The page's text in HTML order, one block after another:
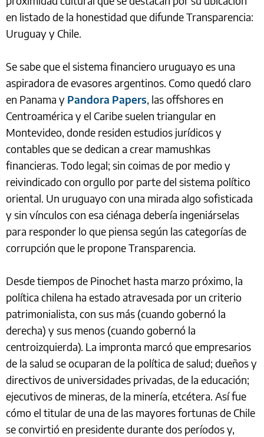
en listado de la honestidad que difunde Transparencia:
Uruguay y Chile.
Se sabe que el sistema financiero uruguayo es una
aspiradora de evasores argentinos. Como quedó claro
en Panama y Pandora Papers, las offshores en
Centroamérica y el Caribe suelen triangular en
Montevideo, donde residen estudios jurídicos y
contables que se dedican a crear mamushkas
financieras. Todo legal; sin coimas de por medio y
reivindicado con orgullo por parte del sistema político
oriental. Un uruguayo con una mirada algo sofisticada
y sin vínculos con esa ciénaga debería ingeniárselas
para responder lo que piensa según las categorías de
corrupción que le propone Transparencia.
Desde tiempos de Pinochet hasta marzo próximo, la
política chilena ha estado atravesada por un criterio
patrimonialista, con sus más (cuando gobernó la
derecha) y sus menos (cuando gobernó la
centroizquierda). La impronta marcó que empresarios
de la salud se ocuparan de la política de salud; dueños y
directivos de universidades privadas, de la educación;
ejecutivos de mineras, de la minería, etcétera. Así fue
cómo el titular de una de las mayores fortunas de Chile
se convirtió en presidente durante dos períodos y,